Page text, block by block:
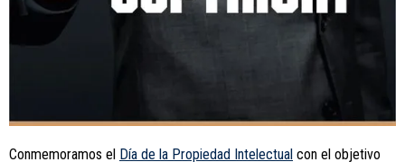
Conmemoramos el Día de la Propiedad Intelectual con el objetivo